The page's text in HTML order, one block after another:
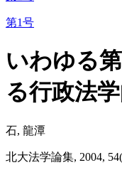
第1号
いわゆる
る行政法学
石, 龍潭
北大法学論集, 2004,